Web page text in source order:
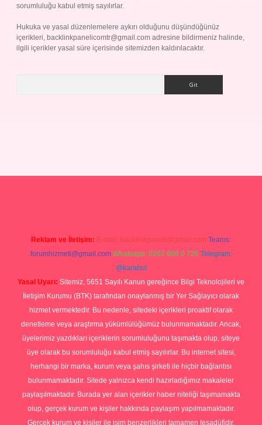
sorumluluğu kabul etmiş sayılırlar.
Hukuka ve yasal düzenlemelere aykırı olduğunu düşündüğünüz
içerikleri, backlinkpanelicomtr@gmail.com adresine bildirmeniz halinde,
ilgili içerikler yasal süre içerisinde sitemizden kaldırılacaktır.
Reklam ve İletişim: E-mail: backlinkpaneli@gmail.com Teams:
forumhizmeti@gmail.com Whatsapp: 0262 606 0 726 Telegram:
@karabul
Yasal Uyarı: Sitemiz, 5651 Sayılı Kanun gereğince Bilgi Teknolojileri ve
İletişim Kurumu (BTK) tarafından onaylanmış bir Yer Sağlayıcı olarak
hizmet vermektedir. Bu nedenle, sitedeki içerikleri proaktif olarak
denetleme veya araştırma yükümlülüğümüz bulunmamaktadır. Ancak,
üyelerimiz yazdıkları içeriklerin sorumluluğunu taşımakta olup, siteye
üye olarak bu sorumluluğu kabul etmiş sayılırlar. Bu internet sitesi,
herhangi bir marka, kurum veya şahıs şirketi ile hiçbir bağlantısı
bulunmamaktadır. Sitede yalnızca kendi hazırladığımız makaleler
paylaşılmaktadır. Burada yer alan içerikler haber niteliği taşımamakta
olup, gerçek kurum ve kişiler hakkında paylaşım yapılmamaktadır.
Gerçek kurum ve kişiler ile isim benzerlikleri tamamen tesadüfidir.